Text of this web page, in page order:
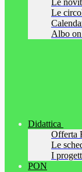
Le
Le
Albo
Didattica
Offerta
Le
I
PON